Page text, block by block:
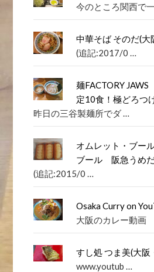
今のところ関西で
中華そば そのだ(
(追記:2017/0 …
麺FACTORY
定10食！極どろつ
昨日の三谷製麺所でダ …
オムレット・ブー
ブール 阪急うめだ
(追記:2015/0 …
Osaka Curry on
大阪のカレー動画
すし処 つま美(大阪
www.youtub …